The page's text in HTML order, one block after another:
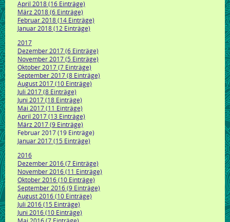
April 2018 (16 Einträge)
März 2018 (6 Einträge)
Februar 2018 (14 Einträge)
Januar 2018 (12 Einträge)
2017
Dezember 2017 (6 Einträge)
November 2017 (5 Einträge)
Oktober 2017 (7 Einträge)
September 2017 (8 Einträge)
August 2017 (10 Einträge)
Juli 2017 (8 Einträge)
Juni 2017 (18 Einträge)
Mai 2017 (11 Einträge)
April 2017 (13 Einträge)
März 2017 (9 Einträge)
Februar 2017 (19 Einträge)
Januar 2017 (15 Einträge)
2016
Dezember 2016 (7 Einträge)
November 2016 (11 Einträge)
Oktober 2016 (10 Einträge)
September 2016 (9 Einträge)
August 2016 (10 Einträge)
Juli 2016 (15 Einträge)
Juni 2016 (10 Einträge)